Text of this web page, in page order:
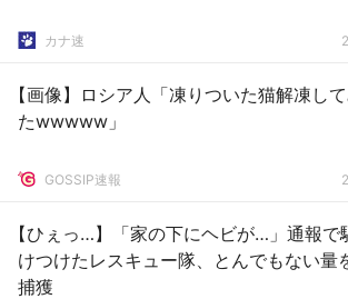
カナ速
【画像】ロシア人「凍りついた猫解凍し
たwwwww」
GOSSIP速報
【ひぇっ…】「家の下にヘビが…」通報で
けつけたレスキュー隊、とんでもない量
捕獲